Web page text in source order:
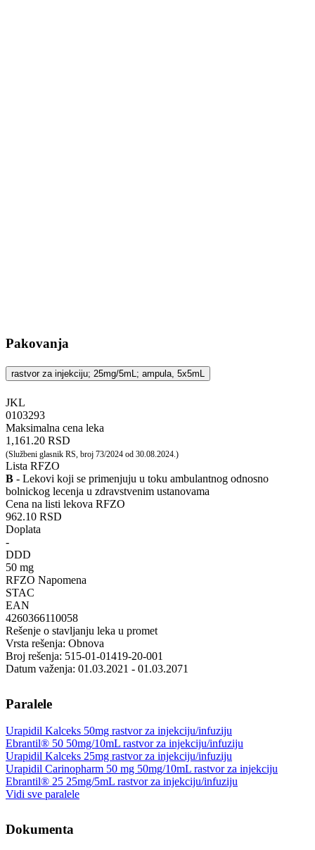
Pakovanja
rastvor za injekciju; 25mg/5mL; ampula, 5x5mL
JKL
‍0103293
Maksimalna cena leka
1,161.20 RSD
(Službeni glasnik RS, broj 73/2024 od 30.08.2024.)
Lista RFZO
B - Lekovi koji se primenjuju u toku ambulantnog odnosno
bolnickog lecenja u zdravstvenim ustanovama
Cena na listi lekova RFZO
962.10 RSD
Doplata
-
DDD
50 mg
RFZO Napomena
STAC
EAN
4260366110058
Rešenje o stavljanju leka u promet
Vrsta rešenja: Obnova
Broj rešenja: 515-01-01419-20-001
Datum važenja: 01.03.2021 - 01.03.2071
Paralele
Urapidil Kalceks 50mg rastvor za injekciju/infuziju
Ebrantil® 50 50mg/10mL rastvor za injekciju/infuziju
Urapidil Kalceks 25mg rastvor za injekciju/infuziju
Urapidil Carinopharm 50 mg 50mg/10mL rastvor za injekciju
Ebrantil® 25 25mg/5mL rastvor za injekciju/infuziju
Vidi sve paralele
Dokumenta